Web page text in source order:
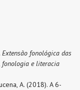
Extensão fonológica das
fonologia e literacia
A. (2018). A 6-